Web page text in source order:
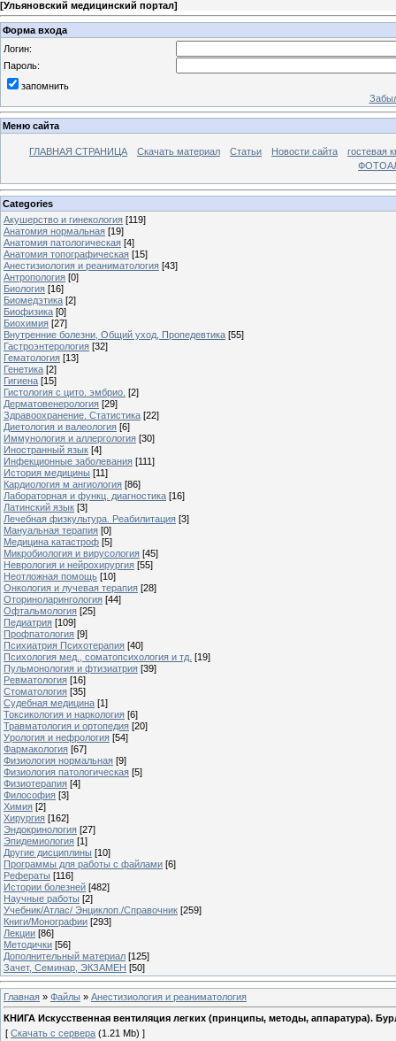
[Ульяновский медицинский портал]
Форма входа
Логин:
Пароль:
запомнить
Меню сайта
ГЛАВНАЯ СТРАНИЦА Скачать материал Статьи Новости сайта
гостевая
Categories
Акушерство и гинекология [119]
Анатомия нормальная [19]
Анатомия патологическая [4]
Анатомия топографическая [15]
Анестизиология и реаниматология [43]
Антропология [0]
Биология [16]
Биомедэтика [2]
Биофизика [0]
Биохимия [27]
Внутренние болезни, Общий уход, Пропедевтика [55]
Гастроэнтерология [32]
Гематология [13]
Генетика [2]
Гигиена [15]
Гистология с цито. эмбрио. [2]
Дерматовенерология [29]
Здравоохранение. Статистика [22]
Диетология и валеология [6]
Иммунология и аллергология [30]
Иностранный язык [4]
Инфекционные заболевания [111]
История медицины [11]
Кардиология м ангиология [86]
Лабораторная и функц. диагностика [16]
Латинский язык [3]
Лечебная физкультура. Реабилитация [3]
Мануальная терапия [0]
Медицина катастроф [5]
Микробиология и вирусология [45]
Неврология и нейрохирургия [55]
Неотложная помощь [10]
Онкология и лучевая терапия [28]
Оториноларингология [44]
Офтальмология [25]
Педиатрия [109]
Профпатология [9]
Психиатрия Психотерапия [40]
Психология мед., соматопсихология и тд. [19]
Пульмонология и фтизиатрия [39]
Ревматология [16]
Стоматология [35]
Судебная медицина [1]
Токсикология и наркология [6]
Травматология и ортопедия [20]
Урология и нефрология [54]
Фармакология [67]
Физиология нормальная [9]
Физиология патологическая [5]
Физиотерапия [4]
Философия [3]
Химия [2]
Хирургия [162]
Эндокринология [27]
Эпидемиология [1]
Другие дисциплины [10]
Программы для работы с файлами [6]
Рефераты [116]
Истории болезней [482]
Научные работы [2]
Учебник/Атлас/ Энциклоп./Справочник [259]
Книги/Монографии [293]
Лекции [86]
Методички [56]
Дополнительный материал [125]
Зачет, Семинар, ЭКЗАМЕН [50]
Главная » Файлы » Анестизиология и реаниматология
КНИГА Искусственная вентиляция легких (принципы, методы, аппаратура).
[ Скачать с сервера (1.21 Mb) ]